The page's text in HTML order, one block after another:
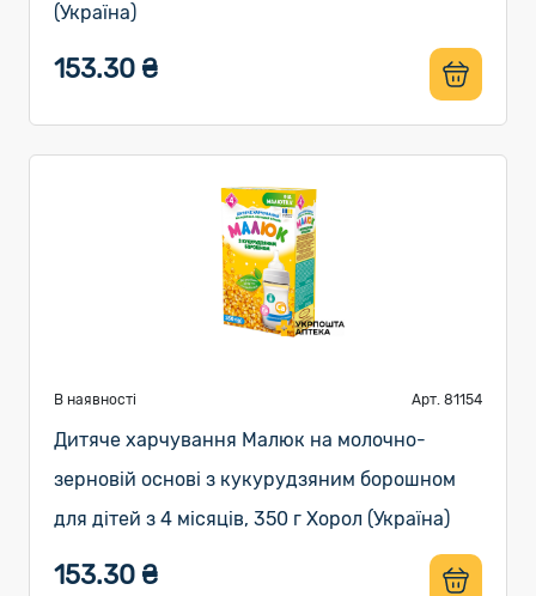
(Україна)
153.30 ₴
В наявності Арт. 81154
Дитяче харчування Малюк на молочно-
зерновій основі з кукурудзяним борошном
для дітей з 4 місяців, 350 г Хорол (Україна)
153.30 ₴